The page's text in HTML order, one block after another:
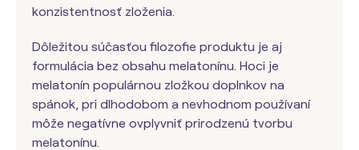
konzistentnosť zloženia.
Dôležitou súčasťou filozofie produktu je aj
formulácia bez obsahu melatonínu. Hoci je
melatonín populárnou zložkou doplnkov na
spánok, pri dlhodobom a nevhodnom používaní
môže negatívne ovplyvniť prirodzenú tvorbu
melatonínu.